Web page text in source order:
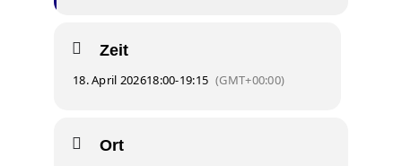
Zeit
18. April 202618:00-19:15 (GMT+00:00)
Ort